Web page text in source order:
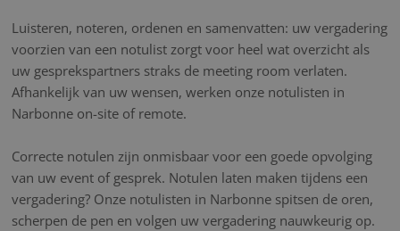
Luisteren, noteren, ordenen en samenvatten: uw vergadering
voorzien van een notulist zorgt voor heel wat overzicht als
uw gesprekspartners straks de meeting room verlaten.
Afhankelijk van uw wensen, werken onze notulisten in
Narbonne on-site of remote.
Correcte notulen zijn onmisbaar voor een goede opvolging
van uw event of gesprek. Notulen laten maken tijdens een
vergadering? Onze notulisten in Narbonne spitsen de oren,
scherpen de pen en volgen uw vergadering nauwkeurig op.